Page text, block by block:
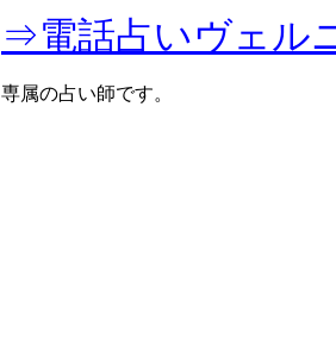
⇒電話占いヴェル
専属の占い師です。